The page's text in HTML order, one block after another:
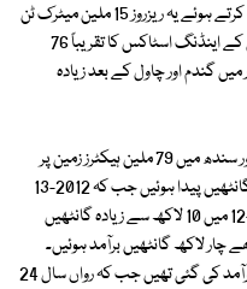
میں 2012-13 کے مقابلے میں 50 فیصد اضافہ کرتے ہوئے یہ ریزروز 15 ملین میٹرک ٹن
تک بڑھائے گا جو 2013-14 کے دنیا بھر کے روئی کے اینڈنگ اسٹاکس کا تقریباً 76
گندم اور چاول کے بعد زیادہ
گزشتہ برسوں میں پنجاب کے 2.4 ملین ہیکٹرز اور سندھ میں 79 ملین ہیکٹرز زمین پر
روئی کی کاشت ہوئی۔ 2011-12 میں 14.7 ملین گانٹھیں پیدا ہوئیں جب کہ 2012-13
میں 12.9 ملین گانٹھوں کی پیداوار ہوئی۔ 2011-12 میں 10 لاکھ سے زیادہ گانٹھیں
جب کہ 2012-13 میں ساڑھے چار لاکھ گانٹھیں برآمد ہوئیں۔
کاٹن یارن گزشتہ سال ایک ارب 81 کروڑ ڈالر کی برآمد کی گئی تھیں جب کہ رواں سال 24